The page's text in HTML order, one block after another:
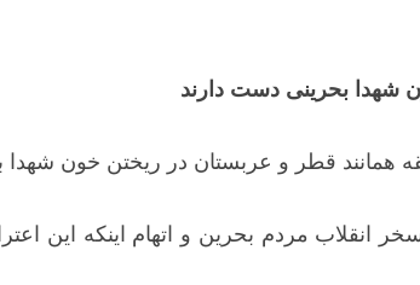
شهدا بحرینی دست دارند
قطر و عربستان در ریختن خون شهدا
تمسخر انقلاب مردم بحرین و اتهام اینکه